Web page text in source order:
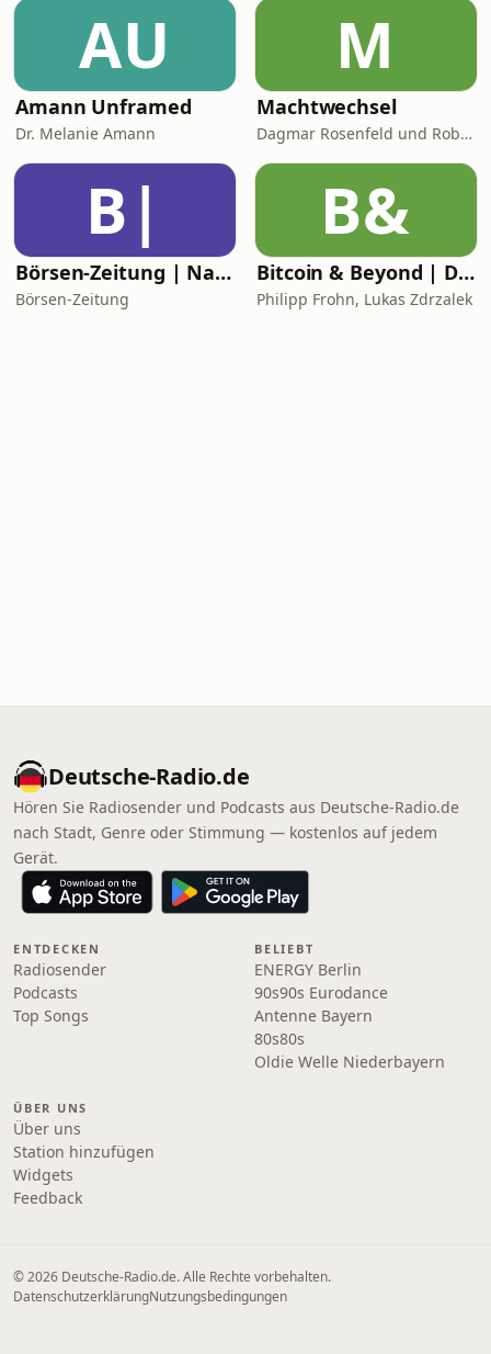
AU
Amann Unframed
Dr. Melanie Amann
M
Machtwechsel
Dagmar Rosenfeld und Robin Alexander
B|
Börsen-Zeitung | Nachhaltiges Investieren
Börsen-Zeitung
B&
Bitcoin & Beyond | Dein Geld neu denken
Philipp Frohn, Lukas Zdrzalek
Deutsche-Radio.de
Hören Sie Radiosender und Podcasts aus Deutsche-Radio.de
nach Stadt, Genre oder Stimmung — kostenlos auf jedem
Gerät.
ENTDECKEN
Radiosender
Podcasts
Top Songs
BELIEBT
ENERGY Berlin
90s90s Eurodance
Antenne Bayern
80s80s
Oldie Welle Niederbayern
ÜBER UNS
Über uns
Station hinzufügen
Widgets
Feedback
© 2026 Deutsche-Radio.de. Alle Rechte vorbehalten.
DatenschutzerklärungNutzungsbedingungen